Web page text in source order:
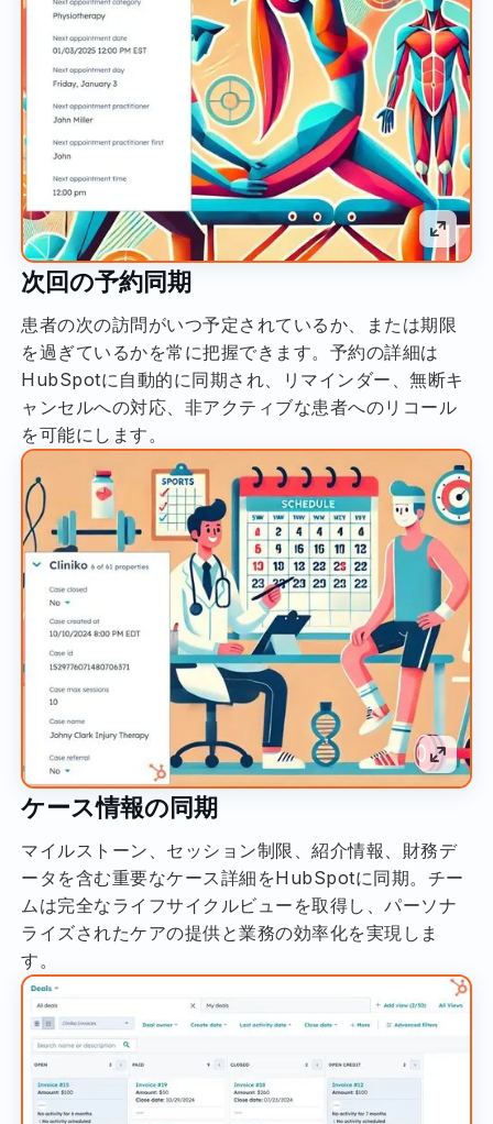
次回の予約同期
患者の次の訪問がいつ予定されているか、または期限
を過ぎているかを常に把握できます。予約の詳細は
HubSpotに自動的に同期され、リマインダー、無断キ
ャンセルへの対応、非アクティブな患者へのリコール
を可能にします。
ケース情報の同期
マイルストーン、セッション制限、紹介情報、財務デ
ータを含む重要なケース詳細をHubSpotに同期。チー
ムは完全なライフサイクルビューを取得し、パーソナ
ライズされたケアの提供と業務の効率化を実現しま
す。